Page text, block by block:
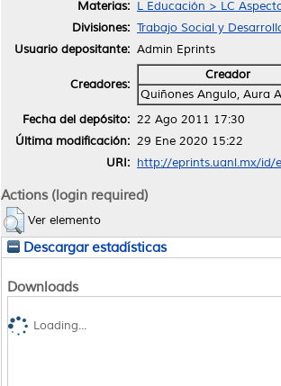
Materias: L Educación > LC
Divisiones: Trabajo Social y
Usuario depositante: Admin Eprints
Creadores:
Creador
Quiñones Angulo, Aura
Fecha del depósito: 22 Ago 2011 17:30
Última modificación: 29 Ene 2020 15:22
URI: http://eprints.uanl.mx/id/
Actions (login required)
Ver elemento
Descargar estadísticas
Downloads
Loading...